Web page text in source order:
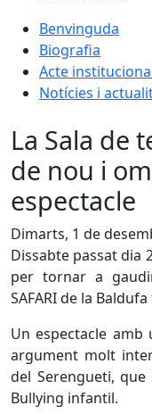
Benvinguda
Biografia
Acte
Notícies i
La Sala de
de nou i
espectacle
Dimarts, 1 de
Dissabte passat dia
per tornar a
SAFARI de la
Un espectacle amb
argument molt
del Serengueti,
Bullying infantil.